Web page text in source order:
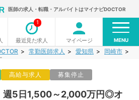
医師の求人・転職・アルバイトはマイナビDOCTOR
最近見た求人
1
マイページ MENU
常勤医師求人 愛知県 岡崎市
高給与求人 募集停止
週5日1,500～2,000万円◎オ